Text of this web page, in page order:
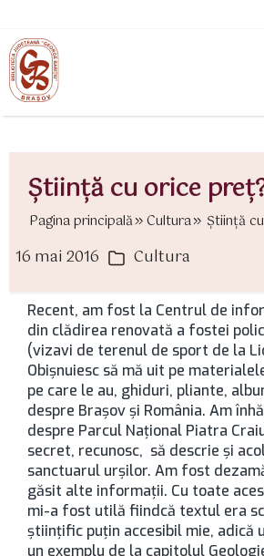
Ştiinţă cu orice
Pagina principală Cultura Ştiinţă
16 mai 2016 Categorii
Cultura
Recent, am fost la Centrul de
din clădirea renovată a fostei
(vizavi de terenul de sport de la
Obişnuiesc să mă uit pe
pe care le au, ghiduri, pliante,
despre Braşov şi România. Am
despre Parcul Naţional Piatra
secret, recunosc, să descrie şi
sanctuarul urşilor. Am fost
găsit alte informaţii. Cu toate
mi-a fost utilă fiindcă textul era
ştiinţific puţin accesibil mie, adică
un exemplu de la capitolul